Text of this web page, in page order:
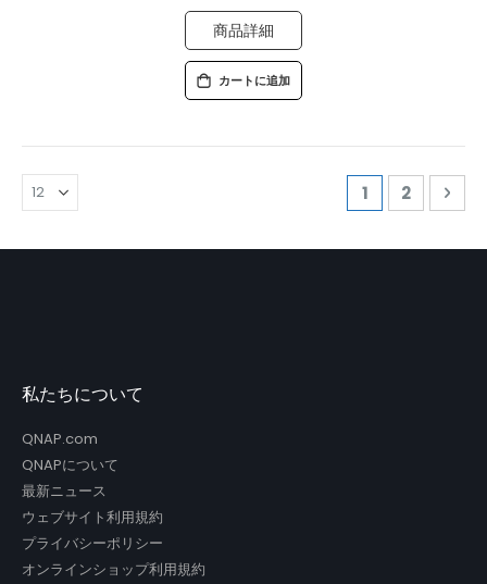
商品詳細
カートに追加
ー
ページを読んで
1 ページ
2 ペー
次
私たちについて
QNAP.com
QNAPについて
最新ニュース
ウェブサイト利用規約
プライバシーポリシー
オンラインショップ利用規約